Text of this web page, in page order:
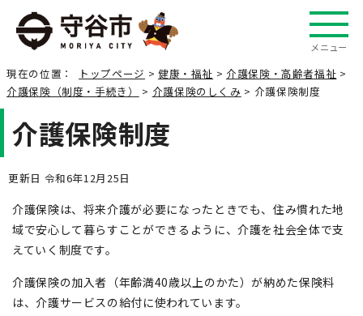
メニュー
現在の位置： トップページ > 健康・福祉 > 介護保険・高齢者福祉 >
介護保険（制度・手続き）
> 介護保険のしくみ > 介護保険制度
介護保険制度
更新日 令和6年12月25日
介護保険は、将来介護が必要になったときでも、住み慣れた地
域で安心して暮らすことができるように、介護を社会全体で支
えていく制度です。
介護保険の加入者（年齢満40歳以上のかた）が納めた保険料
は、介護サービスの給付に使われています。